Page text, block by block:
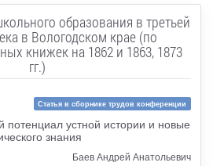
образования в третьей
в Вологодском крае (по
книжек на 1862 и 1863, 1873
гг.)
Статья в сборнике трудов конференции
устной истории и новые
знания
Баев Андрей Анатольевич